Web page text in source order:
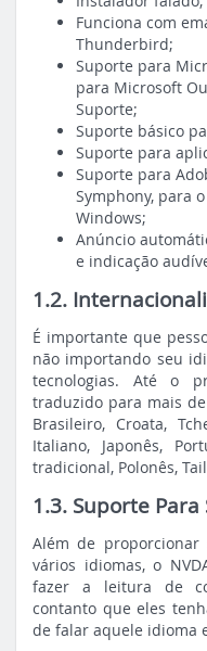
Funciona com
Thunderbird;
Suporte para
para Microsoft
Suporte;
Suporte básico
Suporte para
Suporte para
Symphony, para
Windows;
Anúncio
e indicação
1.2.
É importante que
não importando seu
tecnologias. Até o
traduzido para mais
Brasileiro, Croata,
Italiano, Japonês,
tradicional, Polonês,
1.3. Suporte
Além de proporcionar
vários idiomas, o
fazer a leitura de
contanto que eles
de falar aquele idioma